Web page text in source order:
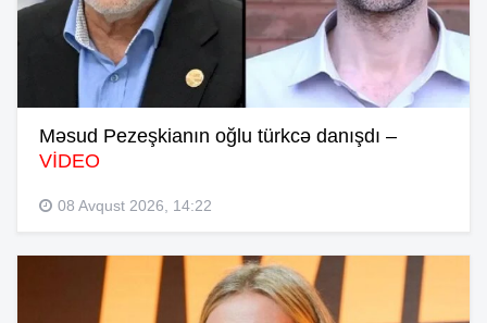
Məsud Pezeşkianın oğlu türkcə danışdı –
VİDEO
08 Avqust 2026, 14:22